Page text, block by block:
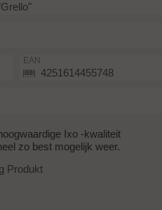
EAN
4251614455748
Ixo -kwaliteit
zo best mogelijk weer.
Produkt